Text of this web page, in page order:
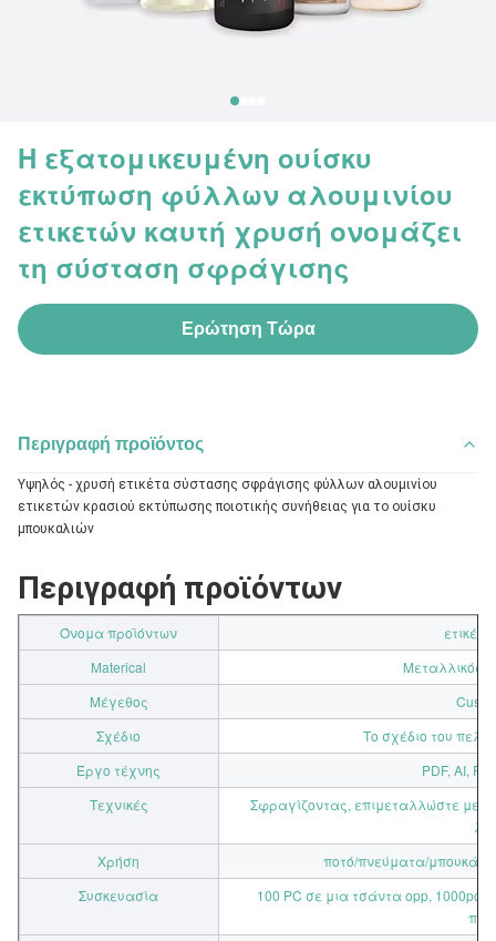
Η εξατομικευμένη ουίσκυ
εκτύπωση φύλλων αλουμινίου
ετικετών καυτή χρυσή ονομάζει
τη σύσταση σφράγισης
Ερώτηση Τώρα
Περιγραφή προϊόντος
Υψηλός - χρυσή ετικέτα σύστασης σφράγισης φύλλων αλουμινίου
ετικετών κρασιού εκτύπωσης ποιοτικής συνήθειας για το ουίσκυ
μπουκαλιών
Περιγραφή προϊόντων
Όνομα προϊόντων
Materical
Μεταλλικός,
Μέγεθος
Σχέδιο
Το σχέδιο του
Έργο τέχνης
PDF, AI,
Τεχνικές
Σφραγίζοντας, επιμεταλλώστε με
Χρήση
ποτό/πνεύματα/μπουκάλι
Συσκευασία
100 PC σε μια τσάντα opp, 1000pcs